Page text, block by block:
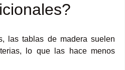
las tablas de madera suelen
lo que las hace menos